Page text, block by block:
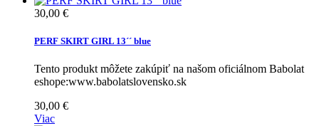
30,00 €
PERF SKIRT GIRL 13´´ blue
Tento produkt môžete zakúpiť na našom oficiálnom Babolat
eshope:www.babolatslovensko.sk
30,00 €
Viac